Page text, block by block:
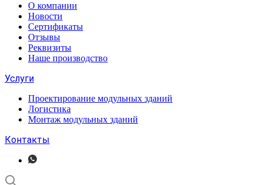
О компании
Новости
Сертификаты
Отзывы
Реквизиты
Наше производство
Услуги
Проектирование модульных зданий
Логистика
Монтаж модульных зданий
Контакты